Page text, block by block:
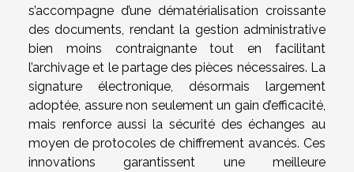
s’accompagne d’une dématérialisation croissante
des documents, rendant la gestion administrative
bien moins contraignante tout en facilitant
l’archivage et le partage des pièces nécessaires. La
signature électronique, désormais largement
adoptée, assure non seulement un gain d’efficacité,
mais renforce aussi la sécurité des échanges au
moyen de protocoles de chiffrement avancés. Ces
innovations garantissent une meilleure